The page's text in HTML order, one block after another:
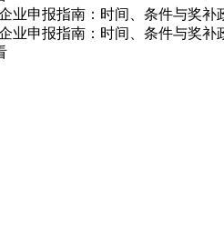
业申报指南：时间、条件与奖补
业申报指南：时间、条件与奖补